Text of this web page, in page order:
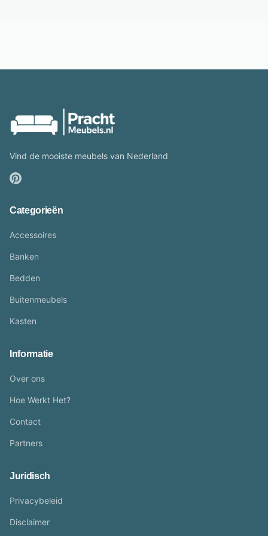
Vind de mooiste meubels van Nederland
Categorieën
Accessoires
Banken
Bedden
Buitenmeubels
Kasten
Informatie
Over ons
Hoe Werkt Het?
Contact
Partners
Juridisch
Privacybeleid
Disclaimer